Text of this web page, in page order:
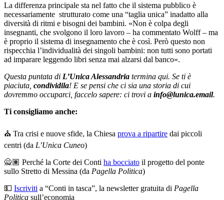
La differenza principale sta nel fatto che il sistema pubblico è
necessariamente strutturato come una “taglia unica” inadatto alla
diversità di ritmi e bisogni dei bambini. «Non è colpa degli
insegnanti, che svolgono il loro lavoro – ha commentato Wolff – ma
è proprio il sistema di insegnamento che è così. Però questo non
rispecchia l’individualità dei singoli bambini: non tutti sono portati
ad imparare leggendo libri senza mai alzarsi dal banco».
Questa puntata di L’Unica Alessandria termina qui. Se ti è
piaciuta, condividila! E se pensi che ci sia una storia di cui
dovremmo occuparci, faccelo sapere: ci trovi a info@lunica.email.
Ti consigliamo anche:
⛪ Tra crisi e nuove sfide, la Chiesa prova a ripartire dai piccoli
centri (da L’Unica Cuneo)
🙅🏽 Perché la Corte dei Conti ha bocciato il progetto del ponte
sullo Stretto di Messina (da Pagella Politica)
💵 Iscriviti a “Conti in tasca”, la newsletter gratuita di Pagella
Politica sull’economia